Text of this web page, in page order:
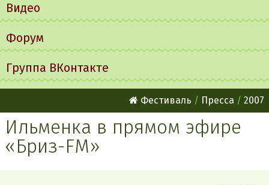
Видео
Форум
Группа ВКонтакте
Фестиваль Пресса 2007
Ильменка в прямом эфире
«Бриз-FM»